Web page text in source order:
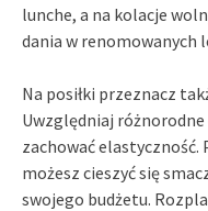
lunche, a na kolacje
dania w renomowanych
Na posiłki przeznacz
Uwzględniaj
zachować
możesz cieszyć się
swojego budżetu.